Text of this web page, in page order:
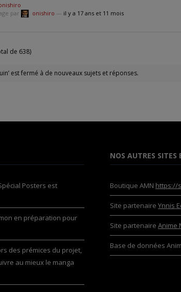
par
onishiro — il y a 17 ans et 11 mois
de 638)
est fermé à de nouveaux sujets et réponses.
Posters est
en préparation pour
des prémices du projet,
au mieux le manga
NOS AUTRES SITES
Boutique AMN https://
Site partenaire Ynnis
Site partenaire Anime
Base de données